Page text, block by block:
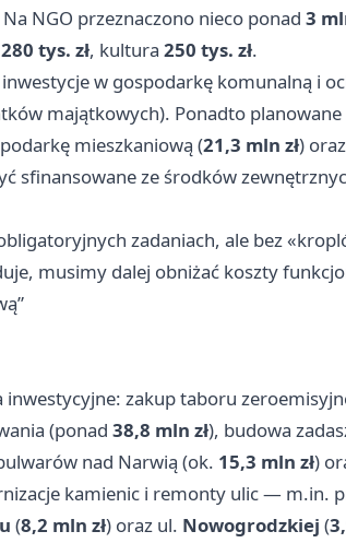
Na NGO przeznaczono nieco ponad 3
280 tys. zł, kultura 250 tys. zł.
w gospodarkę komunalną i
majątkowych). Ponadto
mieszkaniową (21,3 mln zł)
sfinansowane ze środków
zadaniach, ale bez
musimy dalej obniżać koszty
zakup taboru
(ponad 38,8 mln zł), budowa
nad Narwią (ok. 15,3 mln zł)
kamienic i remonty ulic — m.in.
(8,2 mln zł) oraz ul. Nowogrodzkiej (